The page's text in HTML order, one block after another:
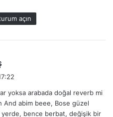
açın
i
k
yoksa arabada doğal reverb mi
And abim beee, Bose güzel
bence berbat, değişik bir